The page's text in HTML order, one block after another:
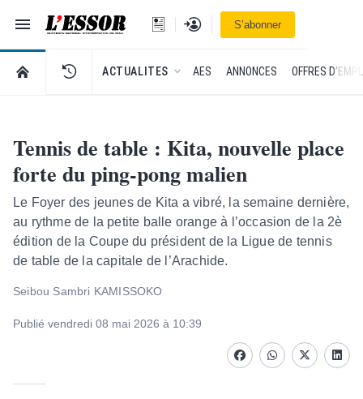
Navigation
L'Essor - retour à la une
Se connecterS’abonner
RETOUR À LA PAGE D’ACCUEIL DE L'ESSOR
ACTUALITES AES ANNONCES OFFRES
Tennis de table : Kita, nouvelle place
forte du ping-pong malien
Le Foyer des jeunes de Kita a vibré, la semaine dernière,
au rythme de la petite balle orange à l’occasion de la 2è
édition de la Coupe du président de la Ligue de tennis
de table de la capitale de l’Arachide.
Seibou Sambri KAMISSOKO
Publié vendredi 08 mai 2026 à 10:39
FacebookwhatsappTwitter